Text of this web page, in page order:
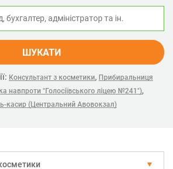
ШУКАТИ
Консультант з косметики, Прибиральниця
навпроти "Голосіївського ліцею №241"),
касир (Центральний Авовокзал)